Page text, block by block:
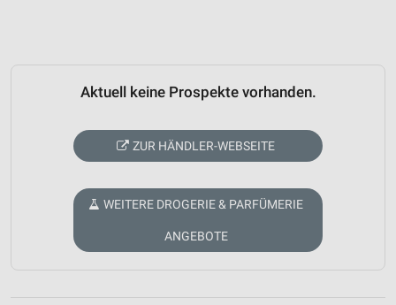
Aktuell keine Prospekte vorhanden.
ZUR HÄNDLER-WEBSEITE
WEITERE DROGERIE & PARFÜMERIE
ANGEBOTE